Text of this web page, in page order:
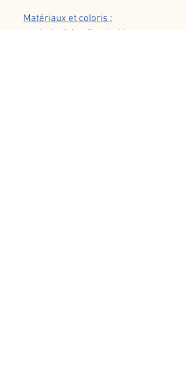
Matériaux et coloris :
- cuir doré à reflets kaki